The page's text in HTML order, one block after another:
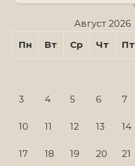
Август 2026
Пн
Вт Ср Чт Пт
3 4 5 6 7
10 11 12 13 14
17 18 19 20 21